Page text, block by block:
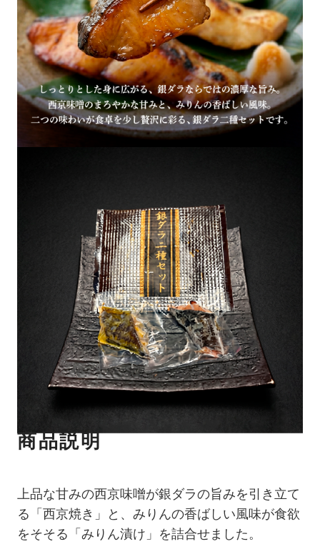
商品説明
上品な甘みの西京味噌が銀ダラの旨みを引き立て
る「西京焼き」と、みりんの香ばしい風味が食欲
をそそる「みりん漬け」を詰合せました。